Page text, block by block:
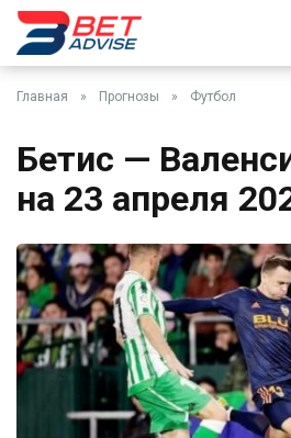
Главная » Прогнозы » Футбол
Бетис —
на 23 апреля